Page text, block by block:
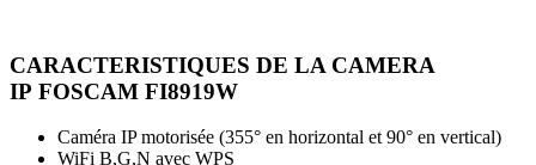
CARACTERISTIQUES DE LA CAMERA
IP FOSCAM FI8919W
Caméra IP motorisée (355° en horizontal et 90° en vertical)
WiFi B,G,N avec WPS